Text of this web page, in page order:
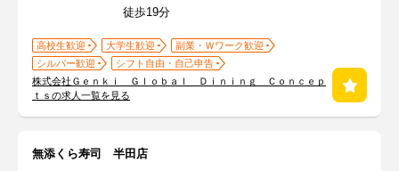
徒歩19分
高校生歓迎 大学生歓迎
副業・Ｗワーク歓迎
シルバー歓迎
シフト自由・自己申告
株式会社Ｇｅｎｋｉ Ｇｌｏｂａｌ Ｄｉｎｉｎｇ Ｃｏｎｃｅｐ
ｔｓの求人一覧を見る
無添くら寿司 半田店